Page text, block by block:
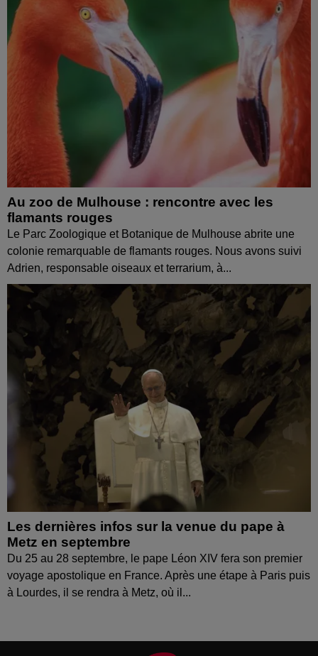
Au zoo de Mulhouse : rencontre avec les
flamants rouges
Le Parc Zoologique et Botanique de Mulhouse abrite une
colonie remarquable de flamants rouges. Nous avons suivi
Adrien, responsable oiseaux et terrarium, à...
Les dernières infos sur la venue du pape à
Metz en septembre
Du 25 au 28 septembre, le pape Léon XIV fera son premier
voyage apostolique en France. Après une étape à Paris puis
à Lourdes, il se rendra à Metz, où il...